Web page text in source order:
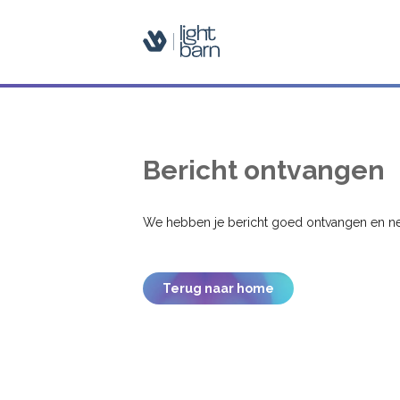
Bericht ontvangen
We hebben je bericht goed ontvangen en
Terug naar home